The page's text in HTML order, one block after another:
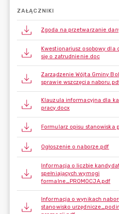
ZAŁĄCZNIKI
Zgoda na przetwarzanie
Kwestionariusz osobowy dla
się o zatrudnienie.doc
Zarządzenie Wójta Gminy
sprawie wszczęcia
Klauzula informacyjna dla
pracy.docx
Formularz opisu stanowiska
Ogłoszenie o naborze.pdf
Informacja o liczbie
spełniających wymogi
formalne_PROMOCJA.pdf
Informacja o wynikach
stanowisko